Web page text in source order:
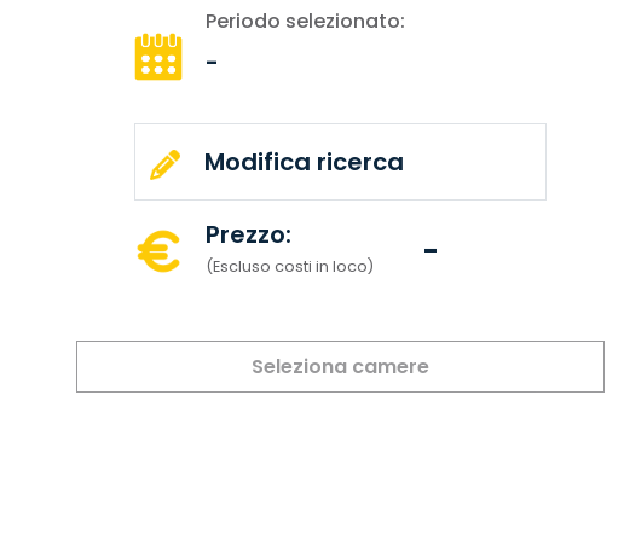
Periodo selezionato:
-
Modifica ricerca
Prezzo:
(Escluso costi in loco) -
Seleziona camere